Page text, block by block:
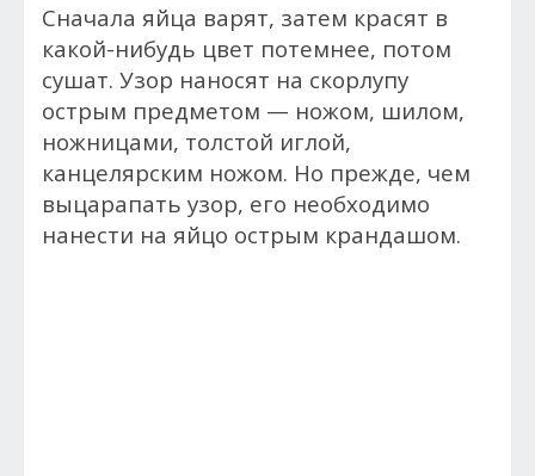
Сначала яйца варят, затем красят в
какой-нибудь цвет потемнее, потом
сушат. Узор наносят на скорлупу
острым предметом — ножом, шилом,
ножницами, толстой иглой,
канцелярским ножом. Но прежде, чем
выцарапать узор, его необходимо
нанести на яйцо острым крандашом.